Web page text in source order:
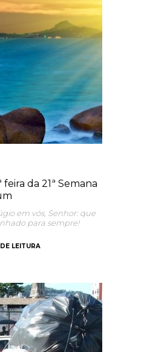
feira da 21ª Semana
em vós, Senhor: que
para sempre!
LEITURA